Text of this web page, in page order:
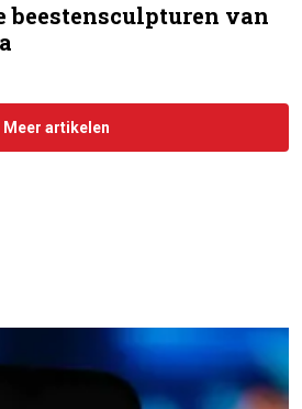
beestensculpturen van
Meer artikelen